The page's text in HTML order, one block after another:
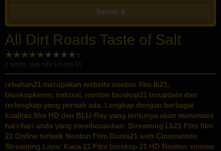
Server 4
All Dirt Roads Taste of Salt
2 voting, rata-rata 5.0 dari 10
rebahan21 merupakan website nonton film lk21,
bioskopkeren, indoxxi, nonton bioskop21 terupdate dan
terlengkap yang pernah ada. Lengkap dengan berbagai
kualitas film HD dan BLU-Ray yang tentunya akan menemani
hari-hari anda yang membosankan. Streaming Lk21 Film film
21 Online terbaik Nonton Film Dunia21 web Cinemaindo
Streaming Layar Kaca 21 Film bioskop 21 HD Nonton sinema